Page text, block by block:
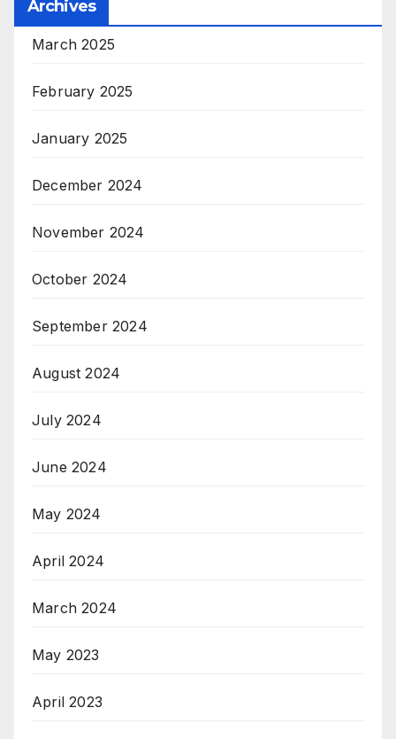
Archives
March 2025
February 2025
January 2025
December 2024
November 2024
October 2024
September 2024
August 2024
July 2024
June 2024
May 2024
April 2024
March 2024
May 2023
April 2023